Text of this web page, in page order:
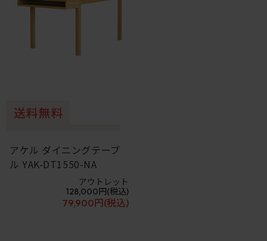
アケル ダイニングテーブ
ル YAK-DT1550-NA
アウトレット
128,000円(税込)
79,900円 (税込)